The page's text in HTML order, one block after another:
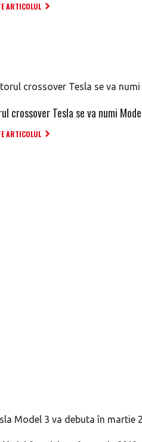
ARTICOLUL
crossover Tesla se va numi
ARTICOLUL